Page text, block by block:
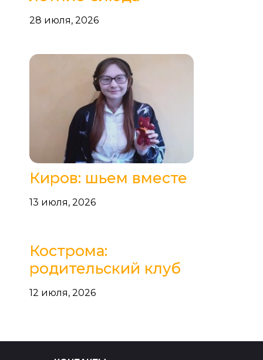
28 июля, 2026
Киров: шьем вместе
13 июля, 2026
Кострома:
родительский клуб
12 июля, 2026